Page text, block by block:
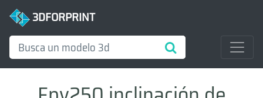
3DFORPRINT